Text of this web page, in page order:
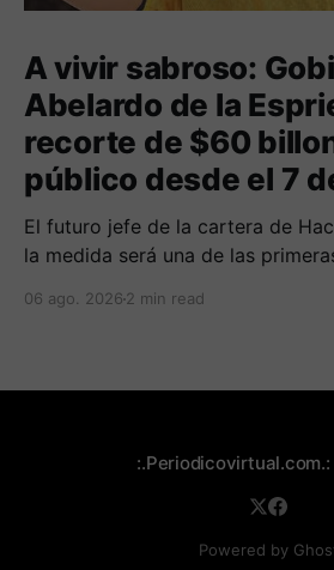
A vivir sabroso:
Abelardo de la
recorte de $60
público desde el 7
El futuro jefe de la cartera de
la medida será una de las
agosto.
06 ago. 2026 2 min read
:.Periodicovirtual.com.:
Powered by